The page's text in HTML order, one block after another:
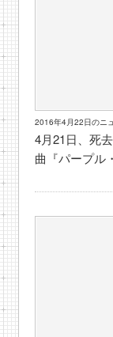
2016年4月22日のニ
4月21日、死
曲『パープル